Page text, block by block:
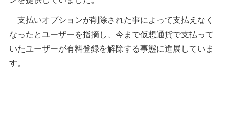
支払いオプションが削除された事によって支払えなく
なったとユーザーを指摘し、今まで仮想通貨で支払って
いたユーザーが有料登録を解除する事態に進展していま
す。